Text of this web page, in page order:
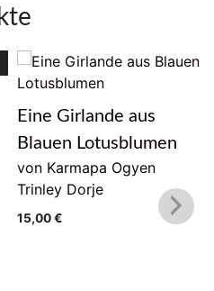
Eine Girlande aus
Blauen Lotusblumen
von Karmapa Ogyen
Trinley Dorje
15,00€